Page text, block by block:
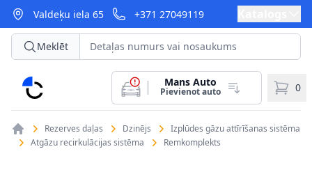
Valdeķu iela 65 +371 27049119
CarParts
Meklēt
Mans Auto
Pievienot auto 0
Rezerves daļas Dzinējs
Izplūdes gāzu attīrīšanas sistēma
Atgāzu recirkulācijas sistēma
Remkomplekts